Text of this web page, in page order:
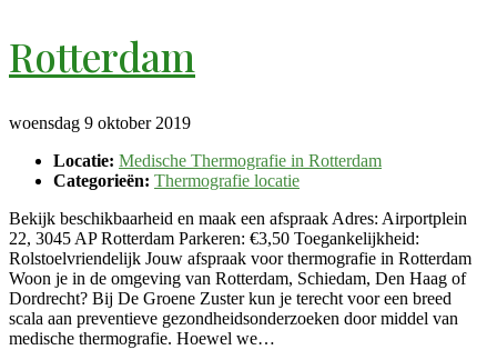
Rotterdam
woensdag 9 oktober 2019
Locatie: Medische Thermografie in Rotterdam
Categorieën: Thermografie locatie
Bekijk beschikbaarheid en maak een afspraak Adres: Airportplein
22, 3045 AP Rotterdam Parkeren: €3,50 Toegankelijkheid:
Rolstoelvriendelijk Jouw afspraak voor thermografie in Rotterdam
Woon je in de omgeving van Rotterdam, Schiedam, Den Haag of
Dordrecht? Bij De Groene Zuster kun je terecht voor een breed
scala aan preventieve gezondheidsonderzoeken door middel van
medische thermografie. Hoewel we…